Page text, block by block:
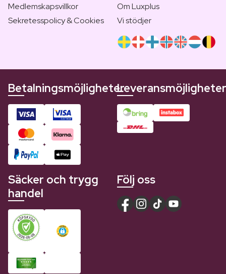
Medlemskapsvillkor
Sekretesspolicy & Cookies
Om Luxplus
Vi stödjer
BetalningsmöjligheterLeveransmöjligheter
Säcker och trygg
handel
Följ oss